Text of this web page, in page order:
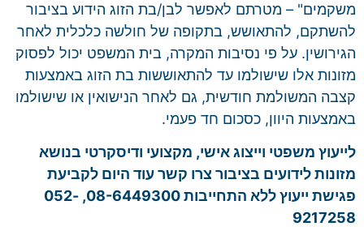
משקמים" – מטרתם לאפשר לבן/בת הזוג הידוע בציבור
להשתקם, להתאושש, בתקופה של חולשה כלכלית לאחר
הגירושין. על פי נסיבות המקרה, בית המשפט יכול לפסוק
מזונות אלו שישולמו עד להתאוששות בת הזוג באמצעות
קצבה המשולמת חודשית, גם לאחר הנישואין או שישולמו
באמצעות היוון, כסכום חד פעמי.
לייעוץ משפטי וייצוג אישי, מקצועי ודיסקרטי בנושא
מזונות לידועים בציבור צרו קשר עוד היום לקביעת
פגישת ייעוץ ללא התחייבות 08-6449300, 052-
9217258